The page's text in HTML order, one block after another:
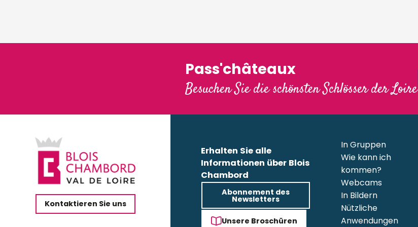
Pass'châteaux
Besuchen Sie die schönsten Schlösser der Loire
Kontaktieren Sie uns
Erhalten Sie alle
Informationen über Blois
Chambord
Abonnement des
Newsletters
Unsere Broschüren
In Gruppen
Wie kann ich
kommen?
Webcams
In Bildern
Nützliche
Anwendungen